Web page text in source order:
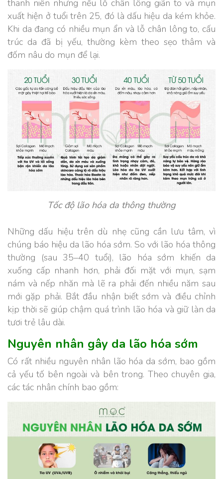
thanh niên nhưng nếu lỗ chân lông giãn to và mụn
xuất hiện ở tuổi trên 25, đó là dấu hiệu da kém khỏe.
Khi da đang có nhiều mụn ẩn và lỗ chân lông to, cấu
trúc da đã bị yếu, thường kèm theo sẹo thâm và
đốm nâu do mụn để lại.
Tốc độ lão hóa da thông thường
Những dấu hiệu trên dù nhẹ cũng cần lưu tâm, vì
chúng báo hiệu da lão hóa sớm. So với lão hóa thông
thường (sau 35–40 tuổi), lão hóa sớm khiến da
xuống cấp nhanh hơn, phải đối mặt với mụn, sạm
nám và nếp nhăn mà lẽ ra phải đến nhiều năm sau
mới gặp phải. Bắt đầu nhận biết sớm và điều chỉnh
kịp thời sẽ giúp chậm quá trình lão hóa và giữ làn da
tươi trẻ lâu dài.
Nguyên nhân gây da lão hóa sớm
Có rất nhiều nguyên nhân lão hóa da sớm, bao gồm
cả yếu tố bên ngoài và bên trong. Theo chuyên gia,
các tác nhân chính bao gồm: